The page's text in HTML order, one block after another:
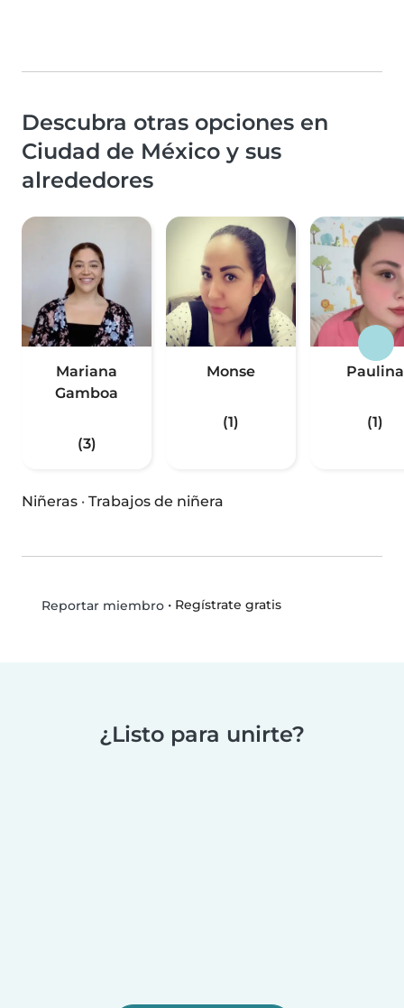
Descubra otras opciones en
Ciudad de México y sus
alrededores
Mariana
Gamboa
(3)
Monse
(1)
Paulina
(1)
Niñeras · Trabajos de niñera
Reportar miembro• Regístrate gratis
¿Listo para unirte?